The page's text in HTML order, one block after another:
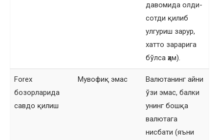
давомида олди-
сотди қилиб
улгуриш зарур,
хатто зарарига
бўлса ҳам).
Forex
бозорларида
савдо қилиш
Мувофиқ эмас
Валютанинг айни
ўзи эмас, балки
унинг бошқа
валютага
нисбати (яъни